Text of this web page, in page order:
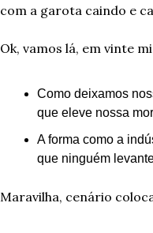
com a garota caindo e
Ok, vamos lá, em vinte
Como deixamos
que eleve nossa
A forma como a
que ninguém
Maravilha, cenário